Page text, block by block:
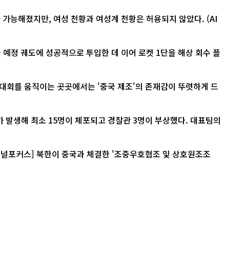
능해졌지만, 여성 천황과 여성계 천황은 허용되지 않았다. (AI
정 궤도에 성공적으로 투입한 데 이어 로켓 1단을 해상 회수 플
생해 최소 15명이 체포되고 경찰관 3명이 부상했다. 대표팀의